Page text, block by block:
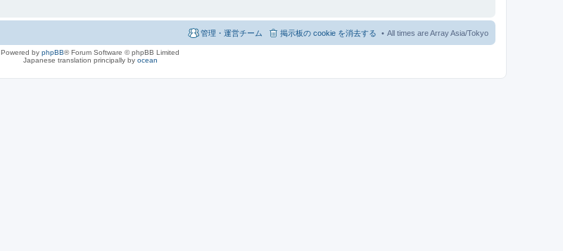
All times are Array Asia/Tokyo
掲示板の cookie を消去する
管理・運営チーム
Powered by phpBB® Forum Software © phpBB Limited
Japanese translation principally by ocean